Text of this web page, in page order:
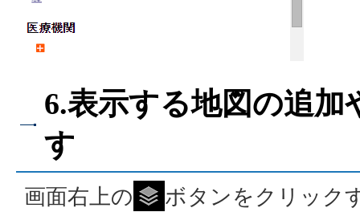
6.表示する地図の追加
す
画面右上の
ボタンをクリック